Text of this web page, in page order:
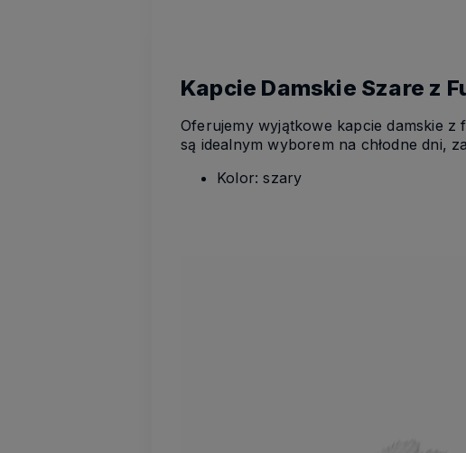
Kapcie Damskie Szare z
Oferujemy wyjątkowe kapcie damskie z
są idealnym wyborem na chłodne dni,
Kolor: szary